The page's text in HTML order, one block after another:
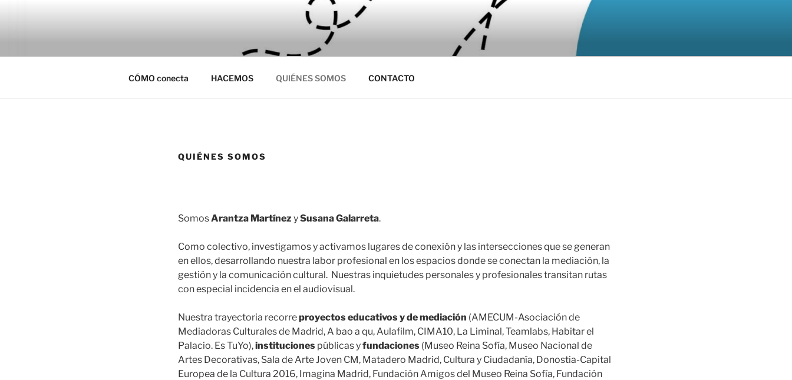
CÓMO CONECTA
CÓMO conecta HACEMOS QUIÉNES SOMOS CONTACTO
QUIÉNES SOMOS
SomosArantza Martínez ySusana Galarreta.
Como colectivo, investigamos y activamos lugares de conexión y las intersecciones que se generan
en ellos, desarrollando nuestra labor profesional en los espacios donde se conectan la mediación, la
gestión y la comunicación cultural. Nuestras inquietudes personales y profesionales transitan rutas
con especial incidencia en el audiovisual.
Nuestra trayectoria recorreproyectos educativos y de mediación (AMECUM-Asociación de
Mediadoras Culturales de Madrid, A bao a qu, Aulafilm, CIMA10, La Liminal, Teamlabs, Habitar el
Palacio. Es TuYo),instituciones públicas yfundaciones (Museo Reina Sofía, Museo Nacional de
Artes Decorativas, Sala de Arte Joven CM, Matadero Madrid, Cultura y Ciudadanía, Donostia-Capital
Europea de la Cultura 2016, Imagina Madrid, Fundación Amigos del Museo Reina Sofía, Fundación